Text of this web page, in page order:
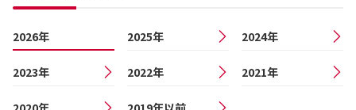
2026年 2025年 2024年
2023年 2022年 2021年